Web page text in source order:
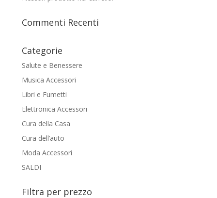
Commenti Recenti
Categorie
Salute e Benessere
Musica Accessori
Libri e Fumetti
Elettronica Accessori
Cura della Casa
Cura dell’auto
Moda Accessori
SALDI
Filtra per prezzo